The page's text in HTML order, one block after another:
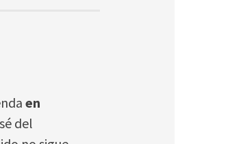
en
del